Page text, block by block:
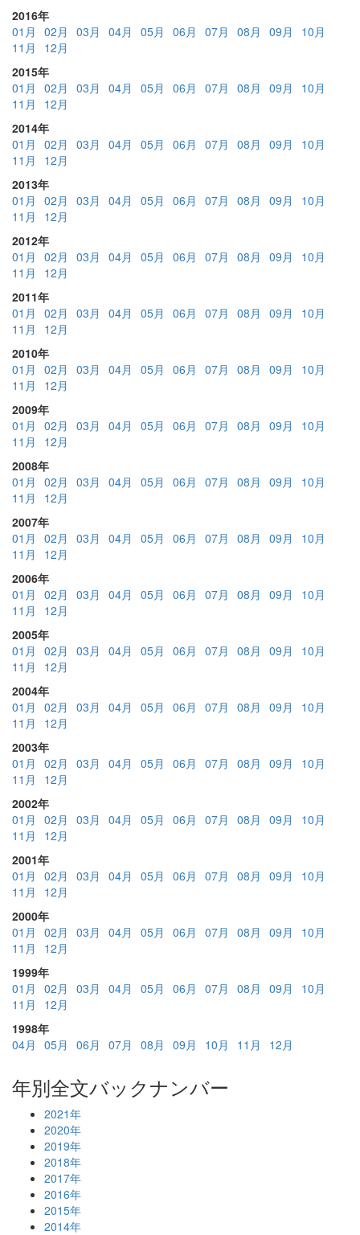
2016年
01月
02月 03月 04月 05月 06月 07月 08月 09月
10月
11月
12月
2015年
01月
02月 03月 04月 05月 06月 07月 08月 09月
10月
11月
12月
2014年
01月
02月 03月 04月 05月 06月 07月 08月 09月
10月
11月
12月
2013年
01月
02月 03月 04月 05月 06月 07月 08月 09月
10月
11月
12月
2012年
01月
02月 03月 04月 05月 06月 07月 08月 09月
10月
11月
12月
2011年
01月
02月 03月 04月 05月 06月 07月 08月 09月
10月
11月
12月
2010年
01月
02月 03月 04月 05月 06月 07月 08月 09月
10月
11月
12月
2009年
01月
02月 03月 04月 05月 06月 07月 08月 09月
10月
11月
12月
2008年
01月
02月 03月 04月 05月 06月 07月 08月 09月
10月
11月
12月
2007年
01月
02月 03月 04月 05月 06月 07月 08月 09月
10月
11月
12月
2006年
01月
02月 03月 04月 05月 06月 07月 08月 09月
10月
11月
12月
2005年
01月
02月 03月 04月 05月 06月 07月 08月 09月
10月
11月
12月
2004年
01月
02月 03月 04月 05月 06月 07月 08月 09月
10月
11月
12月
2003年
01月
02月 03月 04月 05月 06月 07月 08月 09月
10月
11月
12月
2002年
01月
02月 03月 04月 05月 06月 07月 08月 09月
10月
11月
12月
2001年
01月
02月 03月 04月 05月 06月 07月 08月 09月
10月
11月
12月
2000年
01月
02月 03月 04月 05月 06月 07月 08月 09月
10月
11月
12月
1999年
01月
02月 03月 04月 05月 06月 07月 08月 09月
10月
11月
12月
1998年
04月
05月 06月 07月 08月 09月 10月 11月 12月
年別全文バックナンバー
2021年
2020年
2019年
2018年
2017年
2016年
2015年
2014年